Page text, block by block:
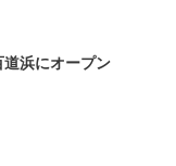
浜にオープン